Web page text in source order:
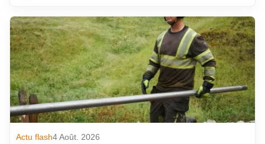
Actu flash4 Août. 2026